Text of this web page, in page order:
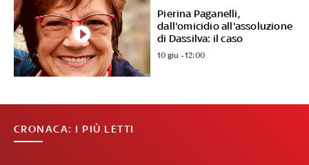
Pierina Paganelli,
dall'omicidio all'assoluzione
di Dassilva: il caso
10 giu - 12:00
CRONACA: I PIÙ LETTI